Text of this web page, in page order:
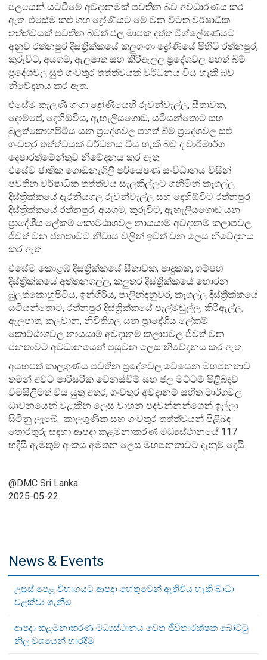
ජලයෙන් යටවීමේ අවදානමක් පවතින බව අවධාරණය කර
ඇත. එසේම කළු ගඟ ද්‍රෝණියට මේ වන විටත වර්ෂාධික
තත්ත්වයක් පවතින බවත් ජල මාපක දත්ත විශ්ලේෂණයට
අනුව රත්නපුර දිස්ත්‍රික්කයේ කලුගංගා ද්‍රෝණියේ පිහිටි රත්නපුර,
කුරුවිට, අයගම, ඇලපාත සහ කිරිඇල්ල ප්‍රදේශවල පහත් බිම්
ප්‍රදේශවල සුළු ගංවතුර තත්ත්වයක් වර්ධනය විය හැකි බව
නිවේදනය කර ඇත.
එසේම කැලණි ගංගා ද්‍රෝණියෙහි රුවන්වැල්ල, සීතාවක,
දොම්පේ, දෙහිඕවිය, ඇහැලියගොඩ, යටියන්තොට සහ
බුලත්කොහුපිටිය යන ප්‍රදේශවල පහත් බිම් ප්‍රදේශවල සුළු
ගංවතුර තත්ත්වයක් වර්ධනය විය හැකි බව ද වාරිමාර්ග
දෙපාරත්මේන්තුව නිවේදනය කර ඇත.
එසේව ජාතික ගොඩනැගිලි පර්යේෂණ සංවිධානය විසින්
පවතින වර්ෂාධික තත්ත්වය සැලකිල්ලට ගනිමින් කෑගල්ල
දිස්ත්‍රික්කයේ දැරනියගල රුවන්වැල්ල සහ දෙහිඕවිට රත්නපුර
දිස්ත්‍රික්කයේ රත්නපුර, අයගම, කුරුවිට, ඇහැලියගොඩ යන
ප්‍රාදේශීය ලේකම් කොට්ඨාශවල නායයාම් අවදානම් කලාපවල
ජීවත් වන ජනතාවට නිවාස වලින් ඉවත් වන ලෙස නිවේදනය
කර ඇත.
එසේම කොළඹ දිස්ත්‍රික්කයේ සීතාවක, පාදුක්ක, ගම්පහ
දිස්ත්‍රික්කයේ අත්තනගල්ල, කලුතර දිස්ත්‍රික්කයේ හොරන
බුලත්කොහුපිටිය, ඉන්ගිරිය, පාලින්දනුවර, කෑගල්ල දිස්ත්‍රික්කයේ
යටියන්තොට, රත්නපුර දිස්ත්‍රික්කයේ පැල්මඩුල්ල, කිරිඇල්ල,
ඇලපාත, කලවාන, නිවිතිගල යන ප්‍රාදේශීය ලේකම්
කොට්ඨාශවල නායයාම් අවදානම් කලාපවල ජීවත් වන
ජනතාවට අවධානයෙන් පසුවන ලෙස නිවේදනය කර ඇත.
අයහපත් කාලගුණය පවතින ප්‍රදේශවල වෙසෙන මහජනතාව
තමන් අවට පාරිසරික වෙනස්වීම් සහ ජල මට්ටම් පිළිබඳව
විමසිලිමත් විය යුතු අතර, ගංවතුර අවදානම් සහිත මාර්ගවල
ධාවනයෙන් වළකින ලෙස වාහන පදවන්නන්ගෙන් ඉල්ලා
සිටිනු ලැබේ.කාලගුණික සහ ගංවතුර තත්ත්වයන් පිළිබඳ
තොරතුරු සඳහා ආපදා කළමනාකරණ මධ්‍යස්ථානයේ 117
හදිසි ඇමතුම් අංකය අමතන ලෙස මහජනතාවට දැනුම් දෙයි.
@DMC Sri Lanka
2025-05-22
News & Events
උසස් පෙළ විභාගයට ආපදා හේතුවෙන් ඇතිවිය හැකි බාධා
වළක්වා ගැනීම
ආපදා කළමනාකරණ මධ්‍යස්ථානය වෙත ජීවිතාරක්ෂක බෝට්ටු
නිල වශයෙන් භාරදීම